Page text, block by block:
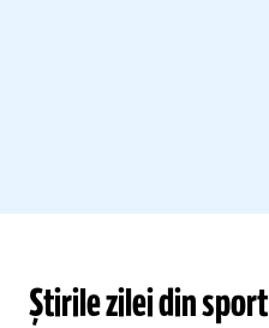
Știrile zilei din sport